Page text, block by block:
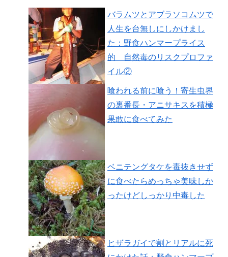
バラムツとアブラソコムツで
人生を台無しにしかけまし
た：野食ハンマープライス
的 自然毒のリスクプロファ
イル②
喰われる前に喰う！寄生虫界
の裏番長・アニサキスを積極
果敢に食べてみた
ベニテングタケを毒抜きせず
に食べたらめっちゃ美味しか
ったけどしっかり中毒した
ヒザラガイで割とリアルに死